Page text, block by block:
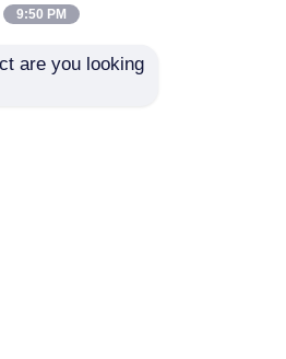
9:50 PM
are you looking